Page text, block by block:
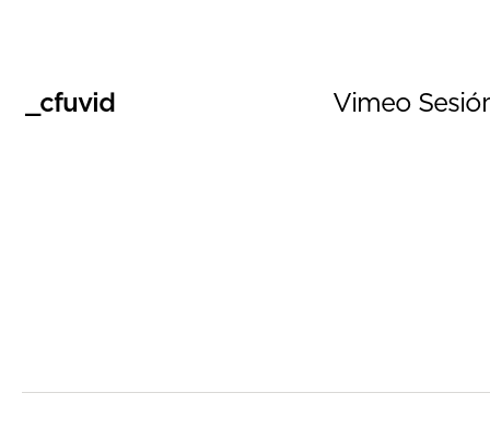
_cfuvid Vimeo